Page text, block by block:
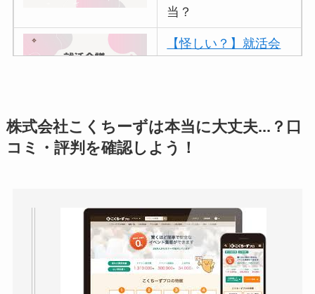
当？
【怪しい？】就活会
アトムクリニックは
怪しい？口コミ・評
【怪しい？】帝国デ
ータバンクの口コ
ミ・評判は実際ど
う？
株式会社こくちーずは本当に大丈夫...？口
コミ・評判を確認しよう！